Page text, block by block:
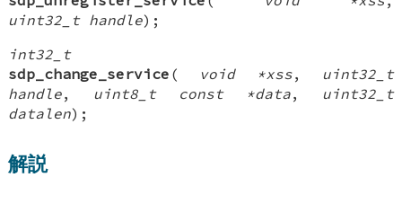
uint32_t handle);
int32_t
sdp_change_service ( void *xss, uint32_t
handle, uint8_t const *data, uint32_t
datalen);
解説